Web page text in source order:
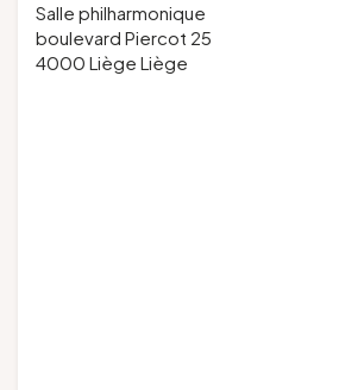
Salle philharmonique
boulevard Piercot 25
4000 Liège Liège